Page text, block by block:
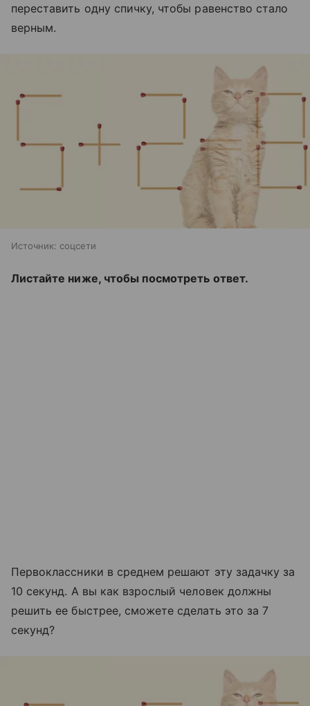
переставить одну спичку, чтобы равенство стало
верным.
Источник: соцсети
Листайте ниже, чтобы посмотреть ответ.
Первоклассники в среднем решают эту задачку за
10 секунд. А вы как взрослый человек должны
решить ее быстрее, сможете сделать это за 7
секунд?